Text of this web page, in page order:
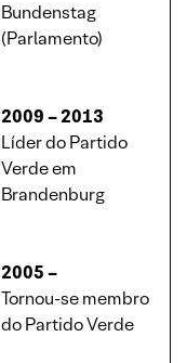
Bundenstag
(Parlamento)
2009 – 2013
Líder do Partido
Verde em
Brandenburg
2005 –
Tornou-se membro
do Partido Verde